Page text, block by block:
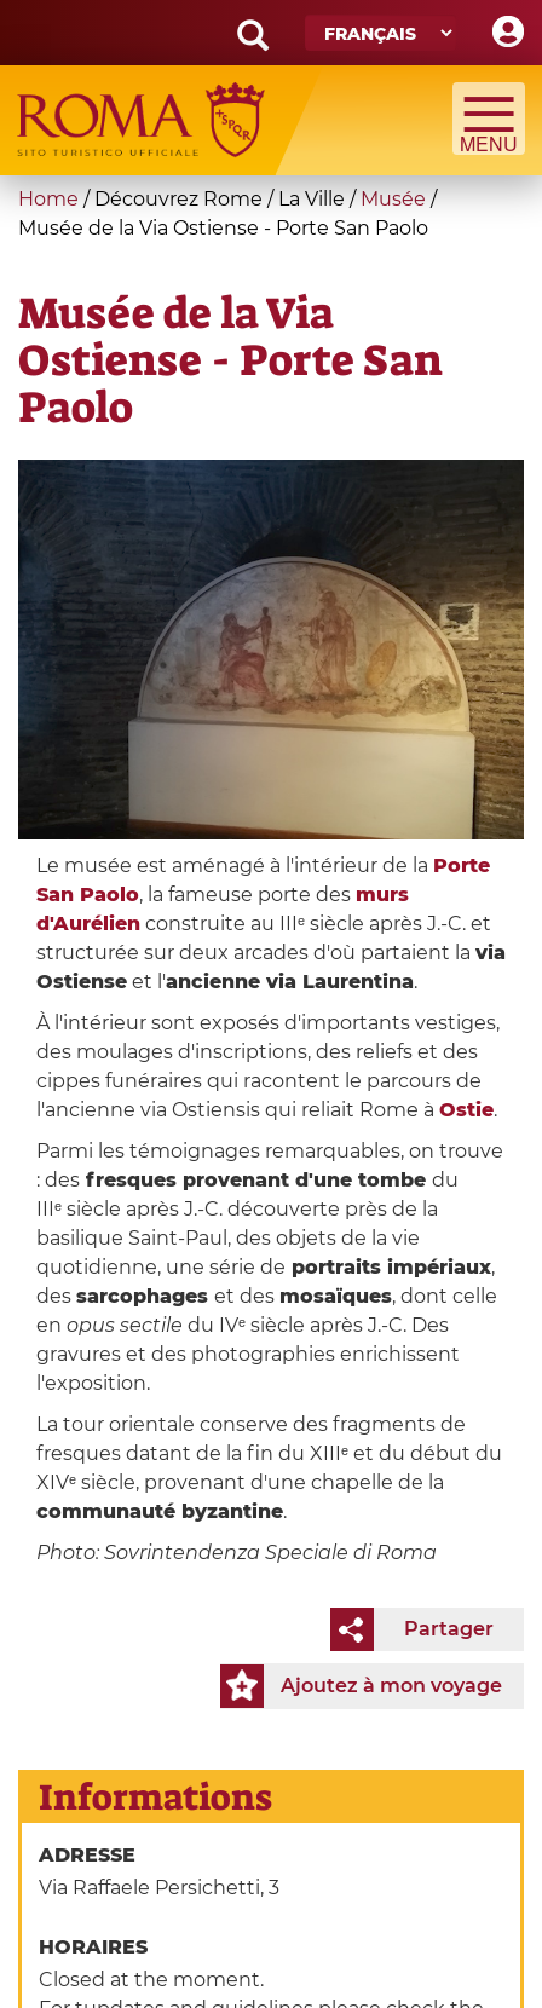
main
content
Search
form
Recherche
You
are
Home / Découvrez Rome / La Ville / Musée /
Musée de la Via Ostiense - Porte San Paolo
Musée de la Via
Ostiense - Porte San
Paolo
Le musée est aménagé à l'intérieur de la Porte
San Paolo, la fameuse porte des murs
d'Aurélienconstruite au IIIᵉ siècle après J.-C. et
structurée sur deux arcades d'où partaient la via
Ostienseet l'ancienne via Laurentina.
À l'intérieur sont exposés d'importants vestiges,
des moulages d'inscriptions, des reliefs et des
cippes funéraires qui racontent le parcours de
l'ancienne via Ostiensis qui reliait Rome à Ostie.
Parmi les témoignages remarquables, on trouve
: desfresques provenant d'une tombe du
IIIᵉ siècle après J.-C. découverte près de la
basilique Saint-Paul, des objets de la vie
quotidienne, une série de portraits impériaux,
des sarcophages et des mosaïques, dont celle
en opus sectile du IVᵉ siècle après J.-C. Des
gravures et des photographies enrichissent
l'exposition.
La tour orientale conserve des fragments de
fresques datant de la fin du XIIIᵉ et du début du
XIVᵉ siècle, provenant d'une chapelle de la
communauté byzantine.
Photo: Sovrintendenza Speciale di Roma
Partager
Ajoutez à mon voyage
Informations
ADRESSE
Via Raffaele Persichetti, 3
HORAIRES
Closed at the moment.